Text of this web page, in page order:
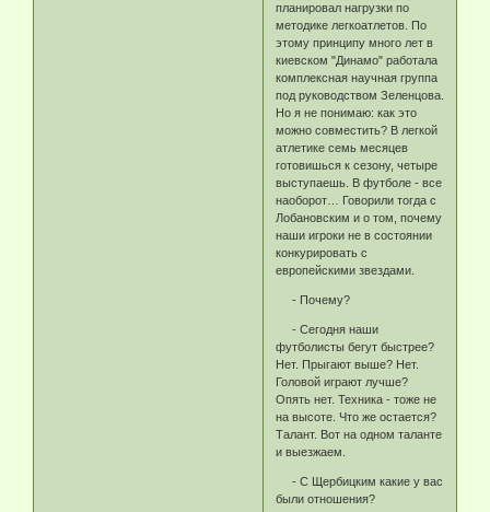
планировал нагрузки по
методике легкоатлетов. По
этому принципу много лет в
киевском "Динамо" работала
комплексная научная группа
под руководством Зеленцова.
Но я не понимаю: как это
можно совместить? В легкой
атлетике семь месяцев
готовишься к сезону, четыре
выступаешь. В футболе - все
наоборот… Говорили тогда с
Лобановским и о том, почему
наши игроки не в состоянии
конкурировать с
европейскими звездами.
- Почему?
- Сегодня наши
футболисты бегут быстрее?
Нет. Прыгают выше? Нет.
Головой играют лучше?
Опять нет. Техника - тоже не
на высоте. Что же остается?
Талант. Вот на одном таланте
и выезжаем.
- С Щербицким какие у вас
были отношения?